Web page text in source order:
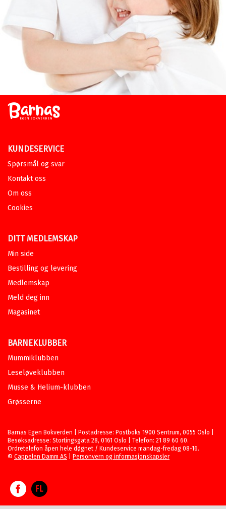
KUNDESERVICE
Spørsmål og svar
Kontakt oss
Om oss
Cookies
DITT MEDLEMSKAP
Min side
Bestilling og levering
Medlemskap
Meld deg inn
Magasinet
BARNEKLUBBER
Mummiklubben
Leseløveklubben
Musse & Helium-klubben
Grøsserne
Barnas Egen Bokverden | Postadresse: Postboks 1900 Sentrum, 0055 Oslo |
Besøksadresse: Stortingsgata 28, 0161 Oslo | Telefon: 21 89 60 60.
Ordretelefon åpen hele døgnet / Kundeservice mandag-fredag 08-16.
© Cappelen Damm AS Personvern og informasjonskapsler
Facebook